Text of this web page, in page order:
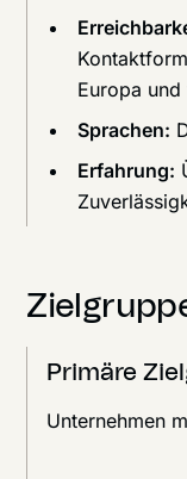
Europa
Sprachen:
Erfahrung:
Primäre
Unternehmen